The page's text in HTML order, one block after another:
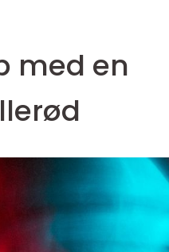
med en